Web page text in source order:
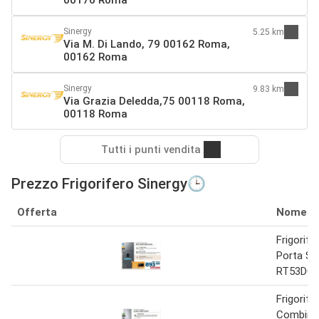
Sinergy
Via M. Di Lando, 79 00162 Roma,
00162 Roma
5.25 km
Sinergy
Via Grazia Deledda,75 00118 Roma,
00118 Roma
9.83 km
Tutti i punti vendita
Prezzo Frigorifero Sinergy🕒
Offerta Nome
Porta